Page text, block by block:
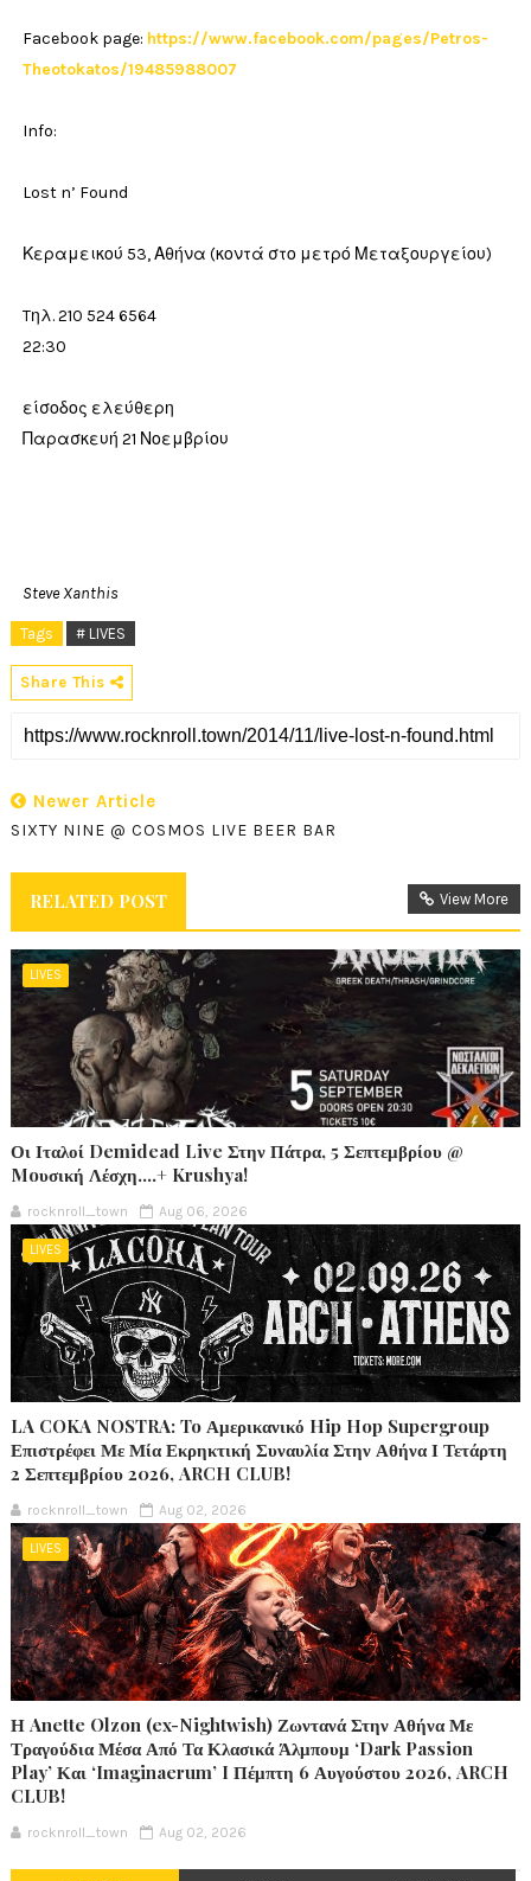
Facebook page: https://www.facebook.com/pages/Petros-
Theotokatos/19485988007
Info:
Lost n’ Found
Κεραμεικού 53, Αθήνα (κοντά στο μετρό Μεταξουργείου)
Tηλ. 210 524 6564
22:30
είσοδος ελεύθερη
Παρασκευή 21 Νοεμβρίου
Steve Xanthis
Tags # LIVES
Share This
Newer Article
SIXTY NINE @ COSMOS LIVE BEER BAR
RELATED POST View More
LIVES
Οι Ιταλοί Demidead Live Στην Πάτρα, 5 Σεπτεμβρίου @
Moυσική Λέσχη….+ Krushya!
rocknroll_town Aug 06, 2026
LIVES
LA COKA NOSTRA: To Αμερικανικό Hip Hop Supergroup
Επιστρέφει Με Μία Εκρηκτική Συναυλία Στην Αθήνα Ι Τετάρτη
2 Σεπτεμβρίου 2026, ARCH CLUB!
rocknroll_town Aug 02, 2026
LIVES
Η Anette Olzon (ex-Nightwish) Ζωντανά Στην Αθήνα Με
Τραγούδια Μέσα Από Τα Κλασικά Άλμπουμ ‘Dark Passion
Play’ Και ‘Imaginaerum’ I Πέμπτη 6 Αυγούστου 2026, ARCH
CLUB!
rocknroll_town Aug 02, 2026